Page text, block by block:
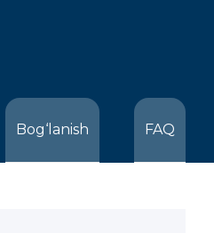
Bog‘lanish
FAQ